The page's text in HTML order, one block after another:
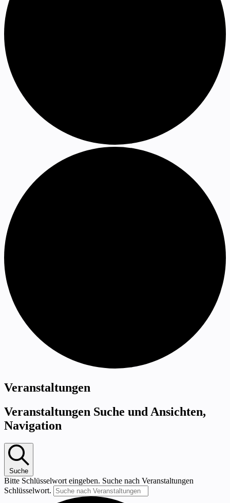
Veranstaltungen
Veranstaltungen Suche und Ansichten,
Navigation
Suche
Bitte Schlüsselwort eingeben. Suche nach Veranstaltungen
Schlüsselwort.